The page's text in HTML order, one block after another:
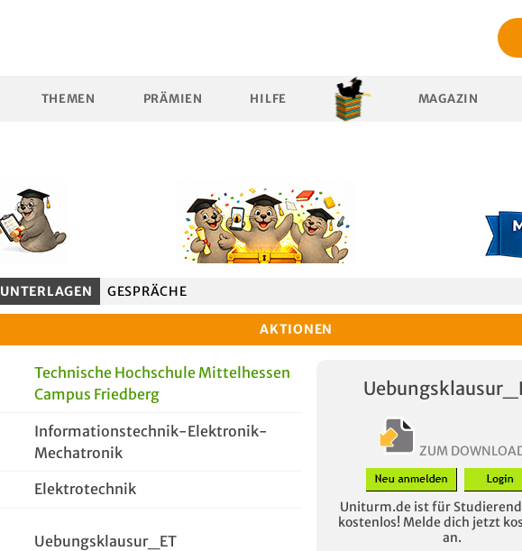
THEMEN PRÄMIEN HILFE MAGAZIN
UNTERLAGEN GESPRÄCHE
AKTIONEN
Technische Hochschule Mittelhessen
Campus Friedberg
Informationstechnik-Elektronik-
Mechatronik
Elektrotechnik
Uebungsklausur_ET
ZUM
Uniturm.de ist für
kostenlos! Melde dich jetzt
an.